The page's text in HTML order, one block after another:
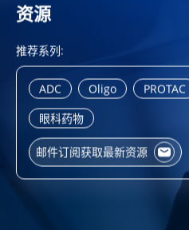
资源
推荐系列:
ADC Oligo PROTAC
眼科药物
邮件订阅获取最新资源